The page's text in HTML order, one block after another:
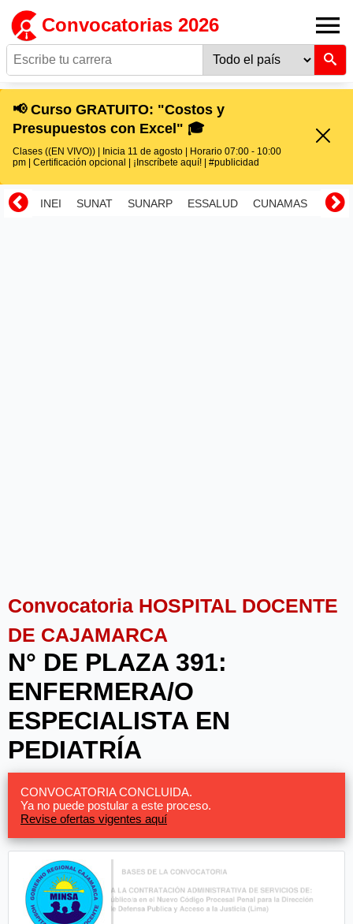
Convocatorias 2026
📢 Curso GRATUITO: "Costos y
Presupuestos con Excel" 🎓
Clases ((EN VIVO)) | Inicia 11 de agosto | Horario 07:00 - 10:00
pm | Certificación opcional | ¡Inscríbete aquí! | #publicidad
INEI SUNAT SUNARP ESSALUD CUNAMAS
Convocatoria HOSPITAL DOCENTE
DE CAJAMARCA
N° DE PLAZA 391:
ENFERMERA/O
ESPECIALISTA EN
PEDIATRÍA
CONVOCATORIA CONCLUIDA.
Ya no puede postular a este proceso.
Revise ofertas vigentes aquí